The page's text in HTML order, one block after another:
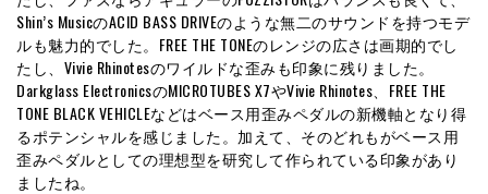
Shin’s MusicのACID BASS DRIVEのような無二のサウンドを持つモデ
ルも魅力的でした。FREE THE TONEのレンジの広さは画期的でし
たし、Vivie Rhinotesのワイルドな歪みも印象に残りました。
Darkglass ElectronicsのMICROTUBES X7やVivie Rhinotes、FREE THE
TONE BLACK VEHICLEなどはベース用歪みペダルの新機軸となり得
るポテンシャルを感じました。加えて、そのどれもがベース用
歪みペダルとしての理想型を研究して作られている印象があり
ましたね。